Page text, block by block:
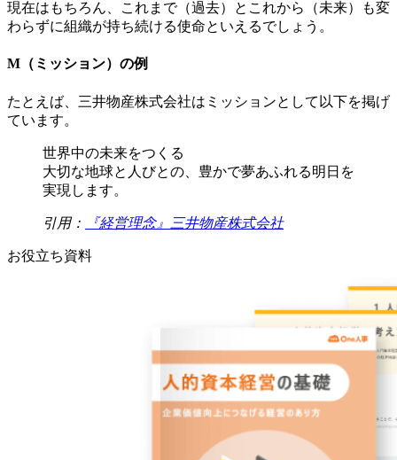
現在はもちろん、これまで（過去）とこれから（未来）も変
わらずに組織が持ち続ける使命といえるでしょう。
M（ミッション）の例
たとえば、三井物産株式会社はミッションとして以下を掲げ
ています。
世界中の未来をつくる
大切な地球と人びとの、豊かで夢あふれる明日を
実現します。
引用： 『経営理念』三井物産株式会社
お役立ち資料